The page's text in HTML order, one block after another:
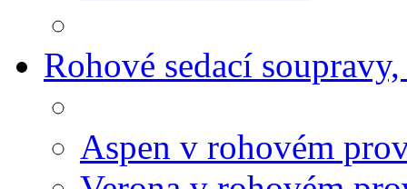
Rohové sedací
Aspen v rohovém